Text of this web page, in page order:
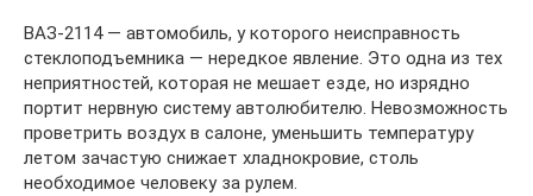
ВАЗ-2114 — автомобиль, у которого неисправность
стеклоподъемника — нередкое явление. Это одна из тех
неприятностей, которая не мешает езде, но изрядно
портит нервную систему автолюбителю. Невозможность
проветрить воздух в салоне, уменьшить температуру
летом зачастую снижает хладнокровие, столь
необходимое человеку за рулем.